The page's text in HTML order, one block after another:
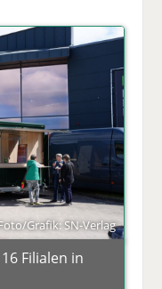
Grafik: SN-Verlag
Filialen in